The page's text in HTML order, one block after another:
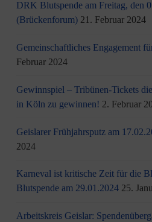
DRK Blutspende am Freitag, den
(Brückenforum) 21. Februar 2024
Gemeinschaftliches Engagement
Februar 2024
Gewinnspiel – Tribünen-Tickets
in Köln zu gewinnen! 2. Februar
Geislarer Frühjahrsputz am
2024
Karneval ist kritische Zeit für die
Blutspende am 29.01.2024 25.
Arbeitskreis Geislar: